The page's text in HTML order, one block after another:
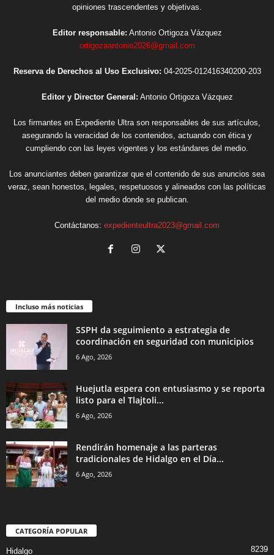
opiniones trascendentes y objetivas.
Editor responsable: Antonio Ortigoza Vázquez
ortigozaantonio2026@gmail.com
Reserva de Derechos al Uso Exclusivo: 04-2025-012416340200-203
Editor y Director General: Antonio Ortigoza Vázquez
Los firmantes en Expediente Ultra son responsables de sus artículos,
asegurando la veracidad de los contenidos, actuando con ética y
cumpliendo con las leyes vigentes y los estándares del medio.
Los anunciantes deben garantizar que el contenido de sus anuncios sea
veraz, sean honestos, legales, respetuosos y alineados con las políticas
del medio donde se publican.
Contáctanos: expedienteultra2023@gmail.com
Incluso más noticias
SSPH da seguimiento a estrategia de
coordinación en seguridad con municipios
6 Ago, 2026
Huejutla espera con entusiasmo y se reporta
listo para el Tlajtoli...
6 Ago, 2026
Rendirán homenaje a las parteras
tradicionales de Hidalgo en el Día...
6 Ago, 2026
CATEGORÍA POPULAR
Hidalgo 8239